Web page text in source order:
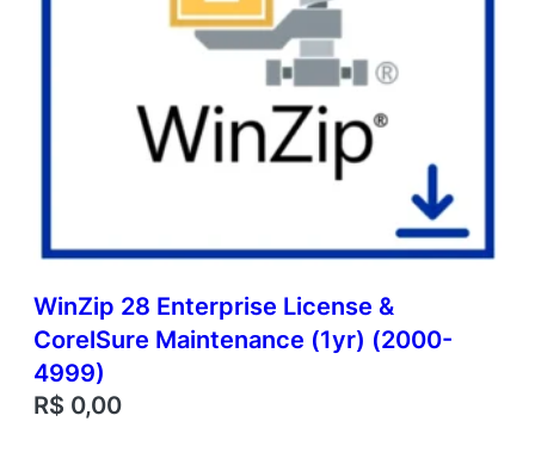
WinZip 28 Enterprise License &
CorelSure Maintenance (1yr) (2000-
4999)
R$ 0,00